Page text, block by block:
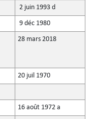
2 juin 1993 d
9 déc 1980
28 mars 2018
20 juil 1970
16 août 1972 a